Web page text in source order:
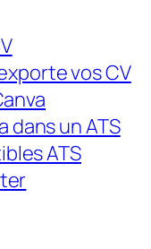
vos CV
dans un ATS
ATS